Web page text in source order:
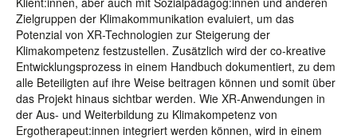
Zielgruppen der Klimakommunikation evaluiert, um das
Potenzial von XR-Technologien zur Steigerung der
Klimakompetenz festzustellen. Zusätzlich wird der co-kreative
Entwicklungsprozess in einem Handbuch dokumentiert, zu dem
alle Beteiligten auf ihre Weise beitragen können und somit über
das Projekt hinaus sichtbar werden. Wie XR-Anwendungen in
der Aus- und Weiterbildung zu Klimakompetenz von
Ergotherapeut:innen integriert werden können, wird in einem